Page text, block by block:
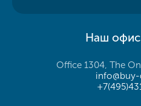
Наш офис
Office 1304, The